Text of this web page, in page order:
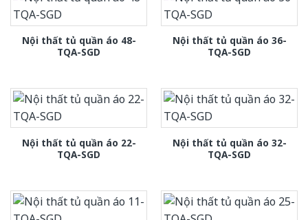
Nội thất tủ quần áo 48-
TQA-SGD
Nội thất tủ quần áo 36-
TQA-SGD
Nội thất tủ quần áo 22-
TQA-SGD
Nội thất tủ quần áo 32-
TQA-SGD